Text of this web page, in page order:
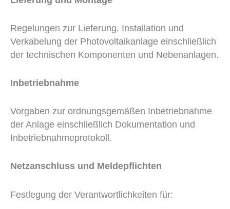
Regelungen zur Lieferung, Installation und
Verkabelung der Photovoltaikanlage einschließlich
der technischen Komponenten und Nebenanlagen.
Inbetriebnahme
Vorgaben zur ordnungsgemäßen Inbetriebnahme
der Anlage einschließlich Dokumentation und
Inbetriebnahmeprotokoll.
Netzanschluss und Meldepflichten
Festlegung der Verantwortlichkeiten für: